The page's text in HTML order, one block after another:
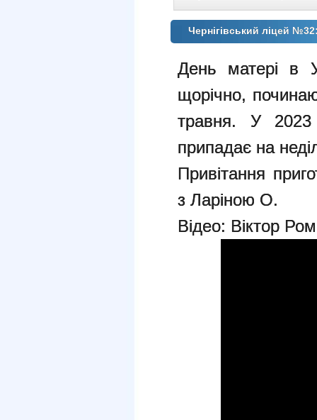
Чернігівський ліцей
День матері в
щорічно,
травня. У 2023
припадає на
Привітання
з Ларіною О.
Відео: Віктор